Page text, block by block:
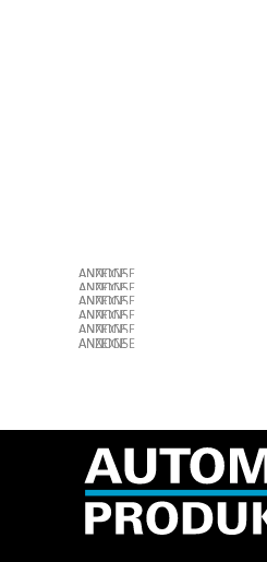
ANZEIGE
ANZEIGE
ANZEIGE
ANZEIGE
ANZEIGE
ANZEIGE